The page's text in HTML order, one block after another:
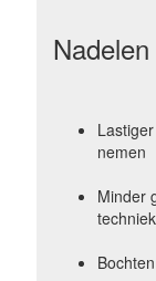
Nadelen
nemen
Minder
techniek